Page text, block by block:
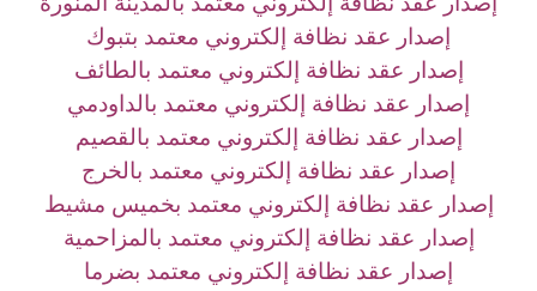
إصدار عقد نظافة إلكتروني معتمد بتبوك
إصدار عقد نظافة إلكتروني معتمد بالطائف
إصدار عقد نظافة إلكتروني معتمد بالداودمي
إصدار عقد نظافة إلكتروني معتمد بالقصيم
إصدار عقد نظافة إلكتروني معتمد بالخرج
إصدار عقد نظافة إلكتروني معتمد بخميس مشيط
إصدار عقد نظافة إلكتروني معتمد بالمزاحمية
إصدار عقد نظافة إلكتروني معتمد بضرما